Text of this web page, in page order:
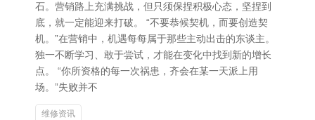
石。营销路上充满挑战，但只须保捏积极心态，坚捏到
底，就一定能迎来打破。 “不要恭候契机，而要创造契
机。”在营销中，机遇每每属于那些主动出击的东谈主。
独一不断学习、敢于尝试，才能在变化中找到新的增长
点。 “你所资格的每一次祸患，齐会在某一天派上用
场。”失败并不
维修资讯